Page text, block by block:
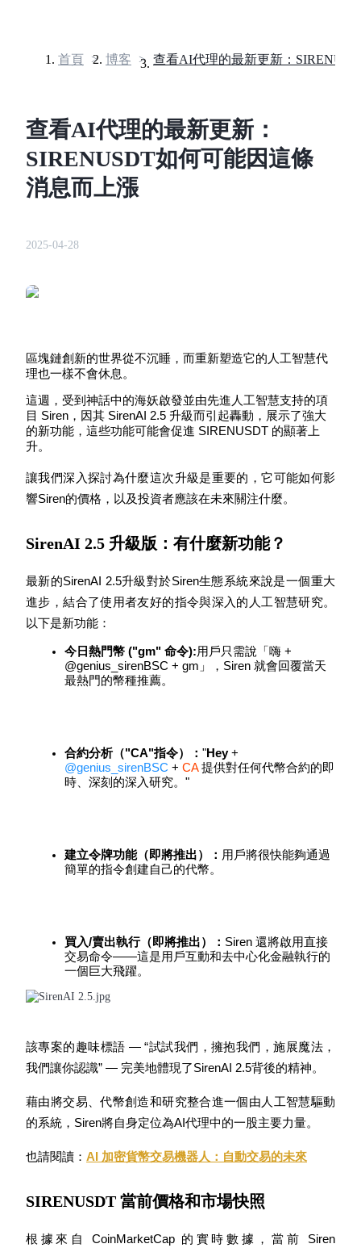
幣本位永續
以數字貨幣為保證金的永續合約
TradFi
美股、外匯、貴金屬及大宗商品衍生性商品
多種以USDC結算的永續合約
跟單
與頂尖交易專家同行
坐享盈利分成和跟單分傭
首頁 > 博客 >
查看AI代理的最新更新：
SIRENUSDT如何可能因這條
消息而上漲
2025-04-28
區塊鏈創新的世界從不沉睡，而重新塑造它的人工智慧代
理也一樣不會休息。
這週，受到神話中的海妖啟發並由先進人工智慧支持的項
目 Siren，因其 SirenAI 2.5 升級而引起轟動，展示了強大
的新功能，這些功能可能會促進 SIRENUSDT 的顯著上
升。
讓我們深入探討為什麼這次升級是重要的，它可能如何影
響Siren的價格，以及投資者應該在未來關注什麼。
SirenAI 2.5 升級版：有什麼新功能？
最新的SirenAI 2.5升級對於Siren生態系統來說是一個重大
進步，結合了使用者友好的指令與深入的人工智慧研究。
以下是新功能：
今日熱門幣 ("gm" 命令):用戶只需說「嗨 +
@genius_sirenBSC + gm」，Siren 就會回覆當天
最熱門的幣種推薦。
合約分析（"CA"指令）： "Hey
@genius_sirenBSC + CA 提供對任何代幣合約的即
時、深刻的深入研究。"
建立令牌功能（即將推出）： 用戶將很快能夠通過
簡單的指令創建自己的代幣。
買入/賣出執行（即將推出）： Siren 還將啟用直接
交易命令——這是用戶互動和去中心化金融執行的
一個巨大飛躍。
該專案的趣味標語 — “試試我們，擁抱我們，施展魔法，
我們讓你認識” — 完美地體現了SirenAI 2.5背後的精神。
藉由將交易、代幣創造和研究整合進一個由人工智慧驅動
的系統，Siren將自身定位為AI代理中的一股主要力量。
也請閱讀： AI 加密貨幣交易機器人：自動交易的未來
SIRENUSDT 當前價格和市場快照
根據來自 CoinMarketCap 的實時數據，當前 Siren